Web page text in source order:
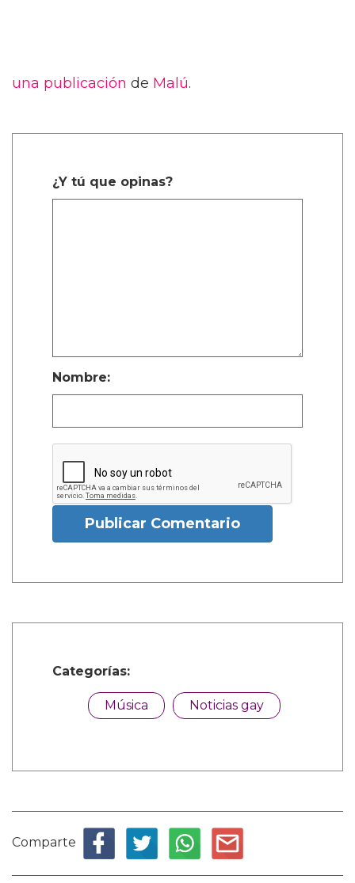
una publicación de Malú.
¿Y tú que opinas?
Nombre:
Publicar Comentario
Categorías:
Música Noticias gay
Comparte